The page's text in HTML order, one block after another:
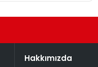
Hakkımızda